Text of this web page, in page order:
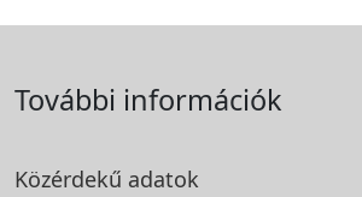
További információk
Közérdekű adatok